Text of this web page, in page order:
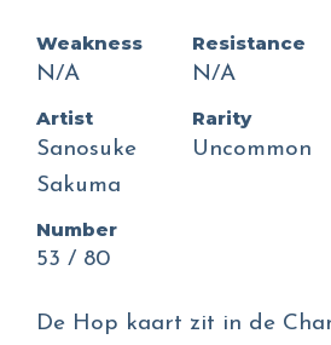
Weakness
N/A
Resistance
N/A
Artist
Sanosuke
Sakuma
Rarity
Uncommon
Number
53 / 80
De Hop kaart zit in de